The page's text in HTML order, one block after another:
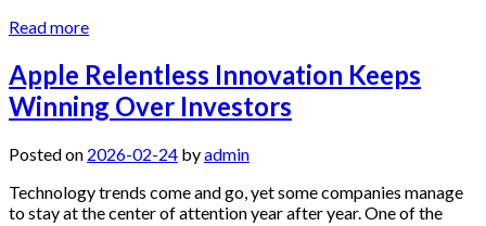
Read more
Apple Relentless Innovation Keeps
Winning Over Investors
Posted on 2026-02-24 byadmin
Technology trends come and go, yet some companies manage
to stay at the center of attention year after year. One of the